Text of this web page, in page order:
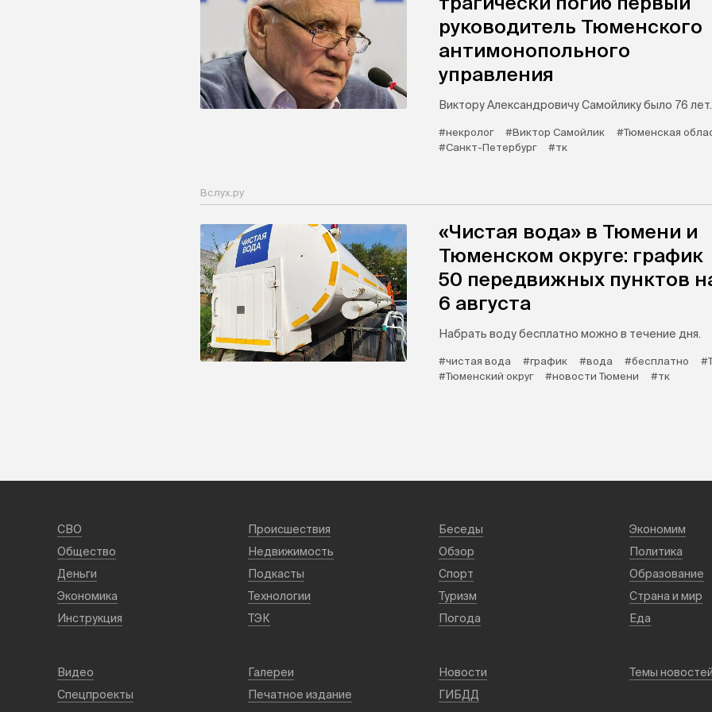
руководитель Тюменского
антимонопольного
управления
Виктору Александровичу Самойлику было 76 лет.
#некролог #Виктор Самойлик
#Тюменская
#Санкт-Петербург
#тк
Вслух.ру
«Чистая вода» в Тюмени и
Тюменском округе: график
50 передвижных пунктов
6 августа
Набрать воду бесплатно можно в течение дня.
#чистая вода #график #вода #бесплатно
#Тюменский округ
#новости Тюмени #тк
СВО Происшествия Беседы Экономим
Общество
Недвижимость Обзор Политика
Деньги
Подкасты Спорт Образование
Экономика
Технологии Туризм Страна и мир
Инструкция
ТЭК Погода Еда
Видео Галереи Новости Темы новостей
Спецпроекты
Печатное издание ГИБДД